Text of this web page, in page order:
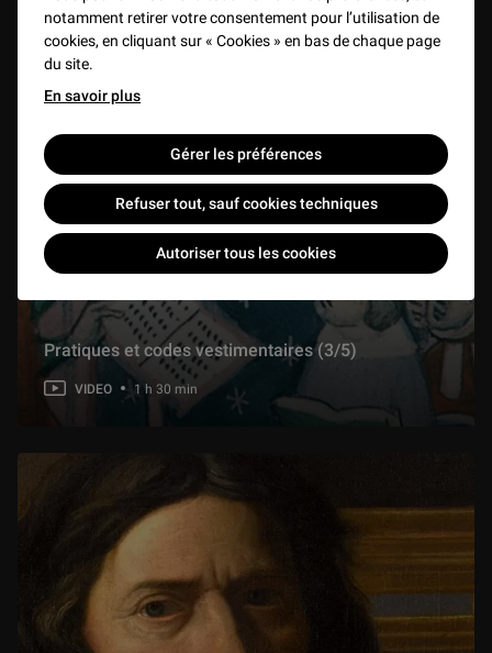
notamment retirer votre consentement pour l’utilisation de
cookies, en cliquant sur « Cookies » en bas de chaque page
du site.
En savoir plus
Gérer les préférences
Refuser tout, sauf cookies techniques
Autoriser tous les cookies
Pratiques et codes vestimentaires (3/5)
VIDEO 1 h 30 min